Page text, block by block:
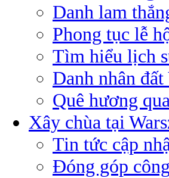
Danh lam
Phong tục lễ
Tìm hiểu lịch
Danh nhân
Quê hương
Xây chùa tại
Tin tức cập
Đóng góp